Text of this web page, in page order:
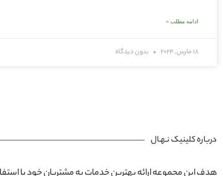
ادامه مطلب »
18 مارس, 2024 بدون دیدگاه
درباره کلینیک نـهـال